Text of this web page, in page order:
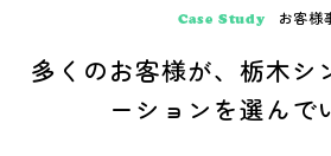
Case Study お客様
多くのお客様が、栃木シ
ーションを選んで